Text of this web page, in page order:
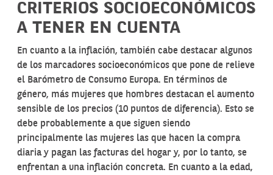
CRITERIOS SOCIOECONÓMICOS
A TENER EN CUENTA
En cuanto a la inflación, también cabe destacar algunos
de los marcadores socioeconómicos que pone de relieve
el Barómetro de Consumo Europa. En términos de
género, más mujeres que hombres destacan el aumento
sensible de los precios (10 puntos de diferencia). Esto se
debe probablemente a que siguen siendo
principalmente las mujeres las que hacen la compra
diaria y pagan las facturas del hogar y, por lo tanto, se
enfrentan a una inflación concreta. En cuanto a la edad,